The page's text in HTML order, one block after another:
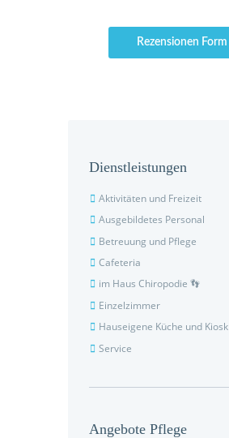
Rezensionen Form
Dienstleistungen
Aktivitäten und Freizeit
Ausgebildetes Personal
Betreuung und Pflege
Cafeteria
im Haus Chiropodie 👣
Einzelzimmer
Hauseigene Küche und Kiosk
Service
Angebote Pflege